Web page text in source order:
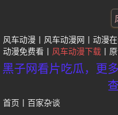
风车动漫 风车动漫网 动漫
动漫免费看
风车动漫下载
黑子网看片吃瓜，更
首页 百家杂谈